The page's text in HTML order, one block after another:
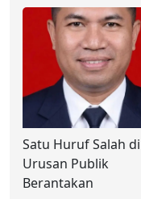
Satu Huruf Salah di
Urusan Publik
Berantakan